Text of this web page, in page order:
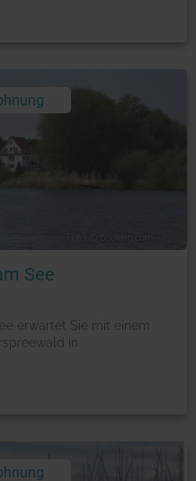
See
erwartet Sie mit einem
in